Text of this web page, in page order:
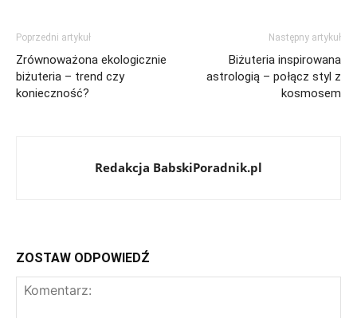
Poprzedni artykuł
Zrównoważona ekologicznie
biżuteria – trend czy
konieczność?
Następny artykuł
Biżuteria inspirowana
astrologią – połącz styl z
kosmosem
Redakcja BabskiPoradnik.pl
ZOSTAW ODPOWIEDŹ